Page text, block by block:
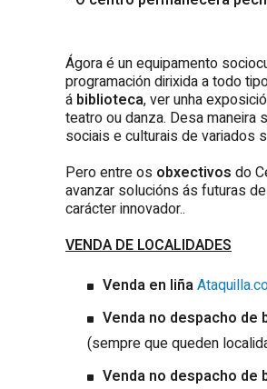
Ágora é un equipamento
programación dirixida a todo
á biblioteca, ver unha
teatro ou danza. Desa
sociais e culturais de variados
Pero entre os obxectivos do
avanzar solucións ás futuras
carácter innovador..
VENDA DE LOCALIDADES
Venda en liña
Venda no despacho de
(sempre que queden
Venda no despacho de